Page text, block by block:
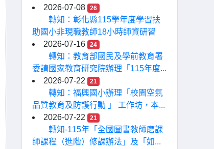
2026-07-08
26
轉知：彰化縣115學年度學習扶
助國小非現職教師18小時師資研習
2026-07-16
24
轉知：教育部國民及學前教育署
委請國家教育研究院辦理「115年度...
2026-07-22
21
轉知：福興國小辦理「校園空氣
品質教育及防護行動 」 工作坊，本...
2026-07-22
21
轉知-115年「全國圖書教師磨課
師課程（進階）修課辦法」及「如...